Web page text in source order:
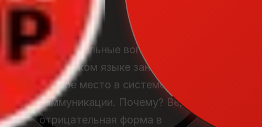
Отрицательные вопросы в
английском языке занимают
особое место в системе
коммуникации. Почему? Ведь
отрицательная форма в